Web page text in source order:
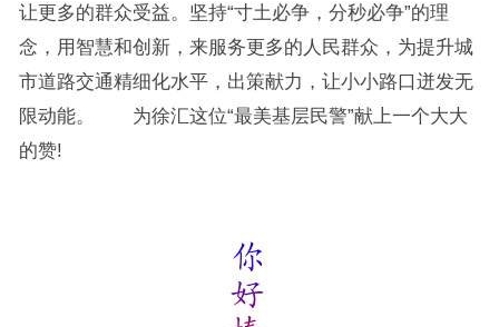
让更多的群众受益。坚持“寸土必争，分秒必争”的理
念，用智慧和创新，来服务更多的人民群众，为提升城
市道路交通精细化水平，出策献力，让小小路口迸发无
限动能。 为徐汇这位“最美基层民警”献上一个大大
的赞!